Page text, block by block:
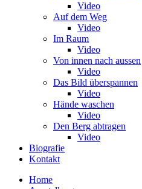
Video
Auf dem Weg
Video
Im Raum
Video
Von innen nach aussen
Video
Das Bild überspannen
Video
Hände waschen
Video
Den Berg abtragen
Video
Biografie
Kontakt
Home